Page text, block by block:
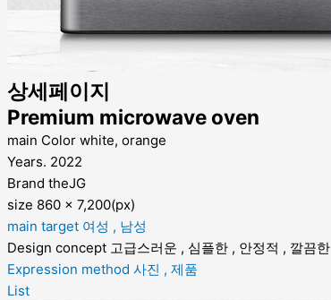
상세페이지
Premium microwave oven
main Color white, orange
Years. 2022
Brand theJG
size 860 x 7,200(px)
main target 여성 , 남성
Design concept 고급스러운 , 심플한 , 안정적 , 깔끔한
Expression method 사진 , 제품
List